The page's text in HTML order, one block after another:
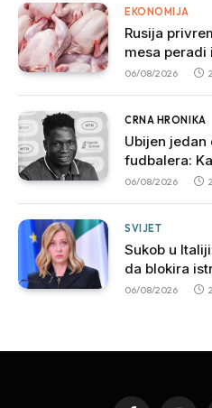
EKONOMIJA
Rusija
mesa peradi
06/08/2026
CRNA HRONIKA
Ubijen jedan
fudbalera:
nakon
06/08/2026
SVIJET
Sukob u
da blokira
06/08/2026